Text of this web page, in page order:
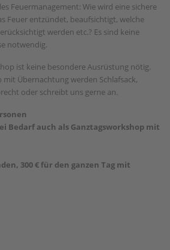
Feuermanagement: Wie wird eine sichere
Feuer entzündet, beaufsichtigt, welche
werden etc.? Es sind keine
notwendig.
ist keine besondere Ausrüstung nötig.
mit Übernachtung werden Schlafsack,
oder schreibt uns gerne an.
Bedarf auch als Ganztagsworkshop mit
300 € für den ganzen Tag mit